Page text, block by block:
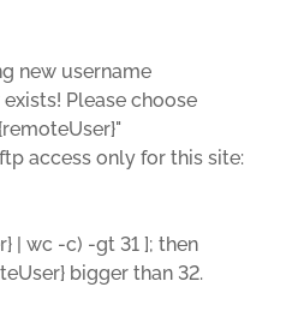
new username
Please choose
access only for this site:
| wc -c) -gt 31 ]; then
bigger than 32.